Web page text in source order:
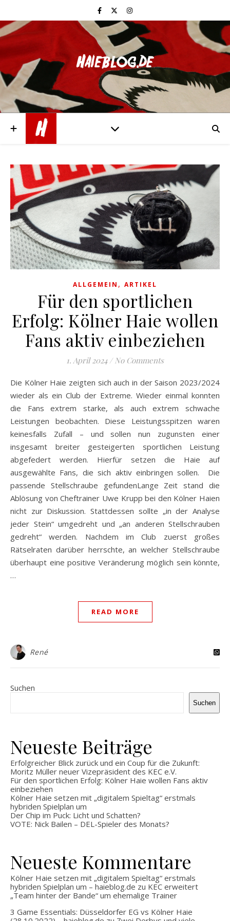
ALLGEMEIN , ARTIKEL
Für den sportlichen
Erfolg: Kölner Haie wollen
Fans aktiv einbeziehen
1. April 2024 / No Comments
Die Kölner Haie zeigten sich auch in der Saison 2023/2024
wieder als ein Club der Extreme. Wieder einmal konnten
die Fans extrem starke, als auch extrem schwache
Leistungen beobachten. Diese Leistungsspitzen waren
keinesfalls Zufall – und sollen nun zugunsten einer
insgesamt breiter gesteigerten sportlichen Leistung
abgefedert werden. Hierfür setzen die Haie auf
ausgewählte Fans, die sich aktiv einbringen sollen. Die
passende Stellschraube gefundenLange Zeit stand die
Ablösung von Cheftrainer Uwe Krupp bei den Kölner Haien
nicht zur Diskussion. Stattdessen sollte „in der Analyse
jeder Stein“ umgedreht und „an anderen Stellschrauben
gedreht“ werden. Nachdem im Club zuerst großes
Rätselraten darüber herrschte, an welcher Stellschraube
überhaupt eine positive Veränderung möglich sein könnte,
…
READ MORE
René
Suchen
Suchen
Neueste Beiträge
Erfolgreicher Blick zurück und ein Coup für die Zukunft:
Moritz Müller neuer Vizepräsident des KEC e.V.
Für den sportlichen Erfolg: Kölner Haie wollen Fans aktiv
einbeziehen
Kölner Haie setzen mit „digitalem Spieltag“ erstmals
hybriden Spielplan um
Der Chip im Puck: Licht und Schatten?
VOTE: Nick Bailen – DEL-Spieler des Monats?
Neueste Kommentare
Kölner Haie setzen mit „digitalem Spieltag“ erstmals
hybriden Spielplan um – haieblog.de zu KEC erweitert
„Team hinter der Bande“ um ehemalige Trainer
3 Game Essentials: Düsseldorfer EG vs Kölner Haie